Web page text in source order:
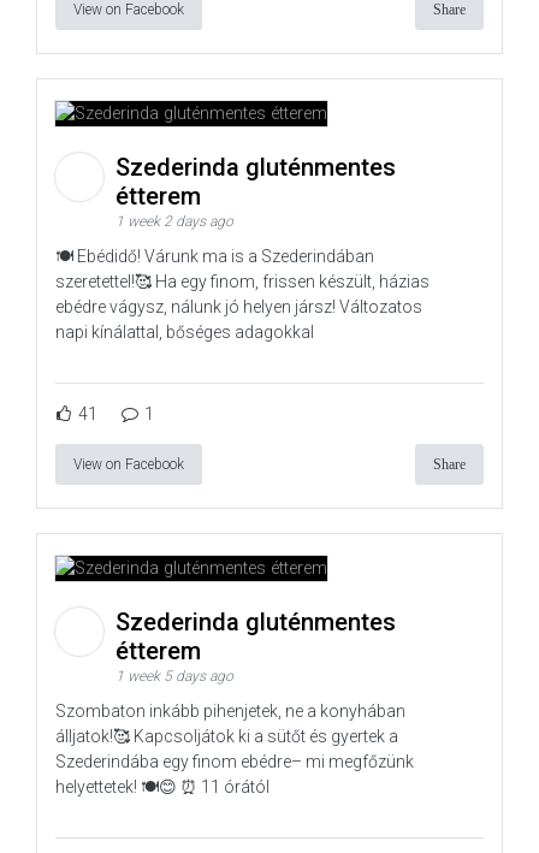
View on Facebook Share
Szederinda gluténmentes
étterem
1 week 2 days ago
🍽️ Ebédidő! Várunk ma is a Szederindában
szeretettel!🥰 Ha egy finom, frissen készült, házias
ebédre vágysz, nálunk jó helyen jársz! Változatos
napi kínálattal, bőséges adagokkal
41 1
View on Facebook Share
Szederinda gluténmentes
étterem
1 week 5 days ago
Szombaton inkább pihenjetek, ne a konyhában
álljatok!🥰 Kapcsoljátok ki a sütőt és gyertek a
Szederindába egy finom ebédre– mi megfőzünk
helyettetek! 🍽️😊 ⏰ 11 órától